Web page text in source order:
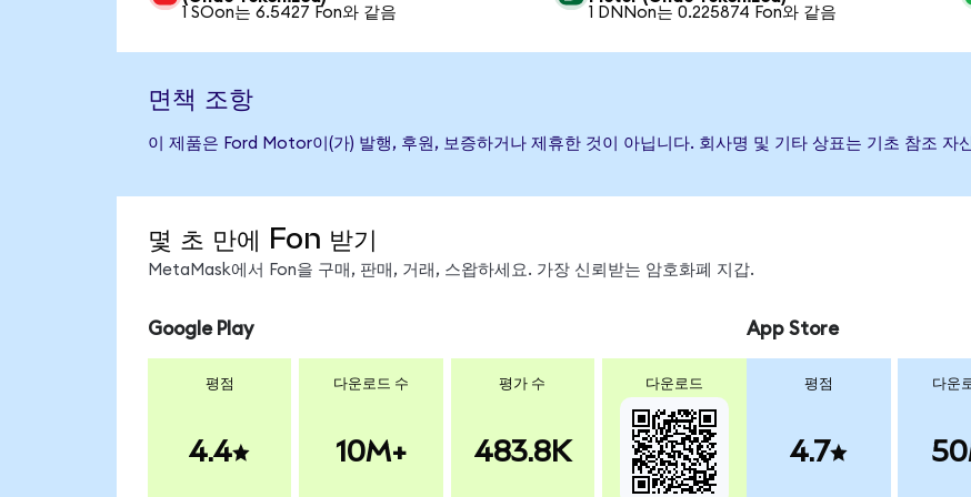
1 SOon는 6.5427 Fon와 같음
1 DNNon는 0.225874 Fon와 같음
면책 조항
이 제품은 Ford Motor이(가) 발행, 후원, 보증하거나 제휴한 것이 아닙니다. 회사명 및 기타 상표는 기초 참조 자
몇 초 만에 Fon 받기
MetaMask에서 Fon을 구매, 판매, 거래, 스왑하세요. 가장 신뢰받는 암호화폐 지갑.
Google Play
평점
4.4
다운로드 수
10M+
평가 수
483.8K
다운로드
App Store
평점
4.7
다운